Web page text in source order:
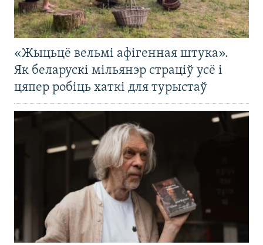
«Жыцьцё вельмі афігенная штука».
Як беларускі мільянэр страціў усё і
цяпер робіць хаткі для турыстаў